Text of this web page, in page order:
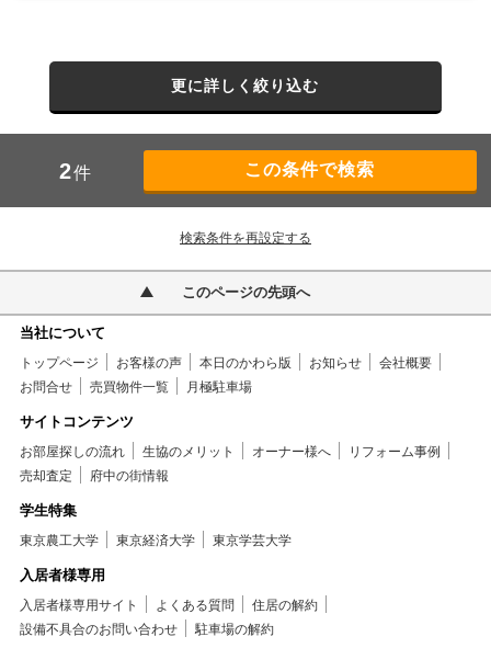
更に詳しく絞り込む
2件
検索条件を再設定する
このページの先頭へ
当社について
トップページ お客様の声 本日のかわら版 お知らせ
会社概要
お問合せ
売買物件一覧 月極駐車場
サイトコンテンツ
お部屋探しの流れ 生協のメリット オーナー様へ
リフォーム事例
売却査定
府中の街情報
学生特集
東京農工大学 東京経済大学 東京学芸大学
入居者様専用
入居者様専用サイト よくある質問
住居の解約
設備不具合のお問い合わせ
駐車場の解約